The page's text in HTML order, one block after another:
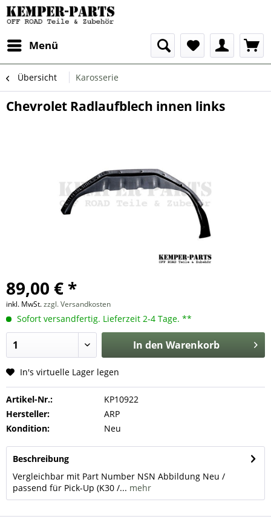
Menü
Übersicht Karosserie
Chevrolet Radlaufblech innen links
89,00 € *
inkl. MwSt.zzgl. Versandkosten
Sofort versandfertig. Lieferzeit 2-4 Tage. **
In den Warenkorb
In's virtuelle Lager legen
Artikel-Nr.:
KP10922
Hersteller:
ARP
Kondition:
Neu
Beschreibung
Vergleichbar mit Part Number NSN Abbildung Neu /
passend für Pick-Up (K30 /... mehr